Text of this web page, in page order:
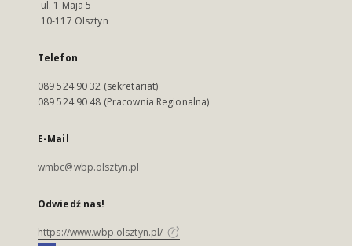
ul. 1 Maja 5
10-117 Olsztyn
Telefon
089 524 90 32 (sekretariat)
089 524 90 48 (Pracownia Regionalna)
E-Mail
wmbc@wbp.olsztyn.pl
Odwiedź nas!
https://www.wbp.olsztyn.pl/